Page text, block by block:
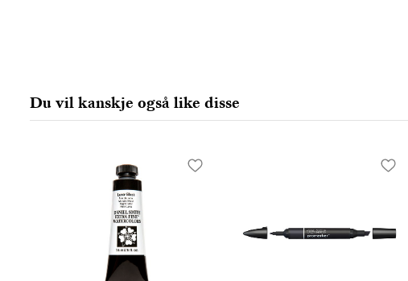
61930 Trosa, Sweden
info@colart.se
Du vil kanskje også like disse